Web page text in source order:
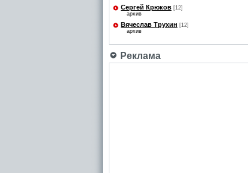
Сергей Крюков [12]
архив
Вячеслав Трухин [12]
архив
Реклама